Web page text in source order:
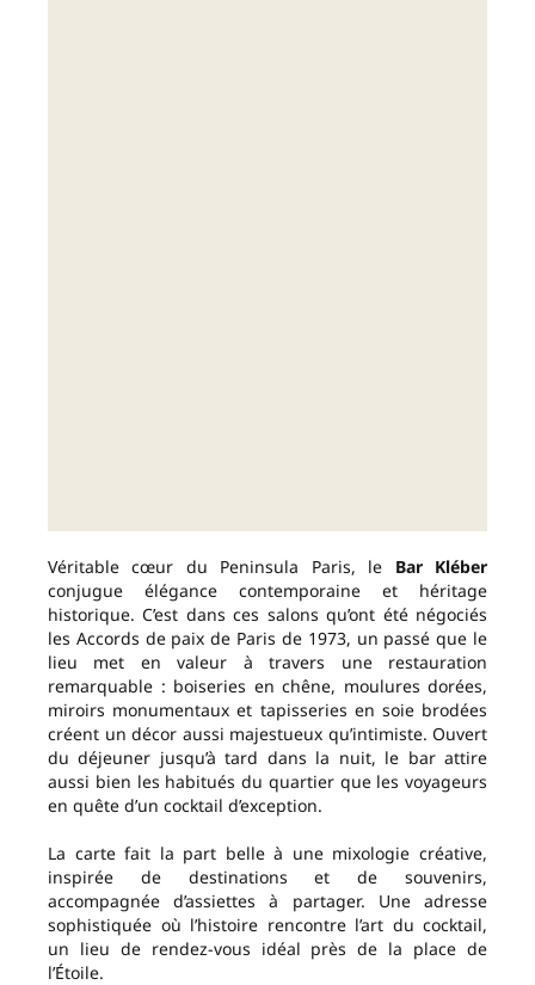
Véritable cœur du Peninsula Paris, le Bar Kléber
conjugue élégance contemporaine et héritage
historique. C’est dans ces salons qu’ont été négociés
les Accords de paix de Paris de 1973, un passé que le
lieu met en valeur à travers une restauration
remarquable : boiseries en chêne, moulures dorées,
miroirs monumentaux et tapisseries en soie brodées
créent un décor aussi majestueux qu’intimiste. Ouvert
du déjeuner jusqu’à tard dans la nuit, le bar attire
aussi bien les habitués du quartier que les voyageurs
en quête d’un cocktail d’exception.
La carte fait la part belle à une mixologie créative,
inspirée de destinations et de souvenirs,
accompagnée d’assiettes à partager. Une adresse
sophistiquée où l’histoire rencontre l’art du cocktail,
un lieu de rendez-vous idéal près de la place de
l’Étoile.